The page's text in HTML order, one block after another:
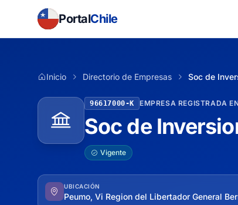
PortalChile
Inicio Directorio de Empresas Soc de
96617000-K EMPRESA REGISTRADA
Soc de
Vigente
UBICACIÓN